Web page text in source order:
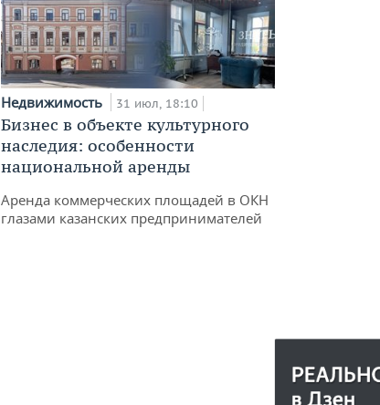
Недвижимость 31 июл, 18:10
Бизнес в объекте культурного
наследия: особенности
национальной аренды
Аренда коммерческих площадей в ОКН
глазами казанских предпринимателей